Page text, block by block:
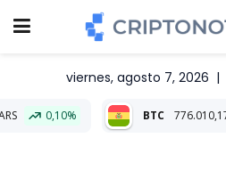
viernes, agosto 7, 2026 |
BTC 776.010,17 BOB 0,13%